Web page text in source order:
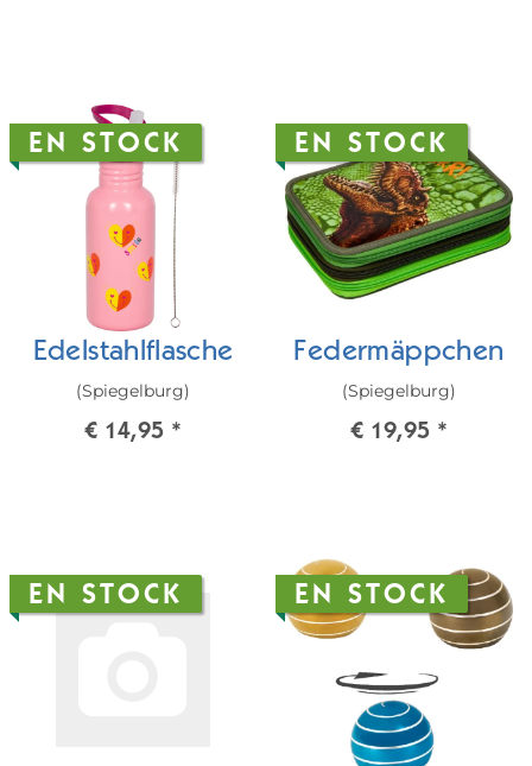
EN STOCK
Edelstahlflasche
(Spiegelburg)
€ 14,95 *
EN STOCK
Federmäppchen
(Spiegelburg)
€ 19,95 *
EN STOCK EN STOCK